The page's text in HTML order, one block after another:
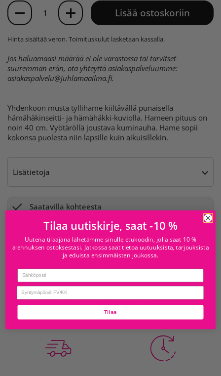
Määrä
Lisää ostoskoriin
Hinta sisältää veron.Toimituskulut lasketaan kassalla.
Jos haluamaasi määrää ei ole varastossa tai tarvitset
suuremman erän, ota yhteyttä asiakaspalveluumme:
asiakaspalvelu@juhlamaailma.fi.
Yhdenkoon musta tyllihame kiiltävällä punaisella
hämähäkinseitti- ja hämähäkki-kuviolla. Hameen pituus on
noin 40 cm. Vyötäröllä joustava kuminauha. Hame sopii
kokonsa puolesta niin lapsille kuin aikuisillekin.
Lisätietoja
Saatavilla kohteesta
Juhlamaailma
Forum
Myymälän tiedot
Tavallisesti valmis 24 tunnissa
Myymälän tiedot
Tarkista saatavuus muissa myymälöissä
Tilaa uutiskirje, saat -10 %
Uutena tilaajana lähetämme sinulle etukoodin, jolla saat 10 %
alennuksen ostoksestasi. Jatkossa saat tietoa uutuuksista, tarjouksista
ja eduista ensimmäisten joukossa.
Email
birthday
Tilaa